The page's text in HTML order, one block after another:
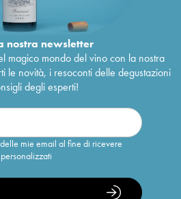
nostra newsletter
magico mondo del vino con la nostra
le novità, i resoconti delle degustazioni
degli esperti!
mie email al fine di ricevere